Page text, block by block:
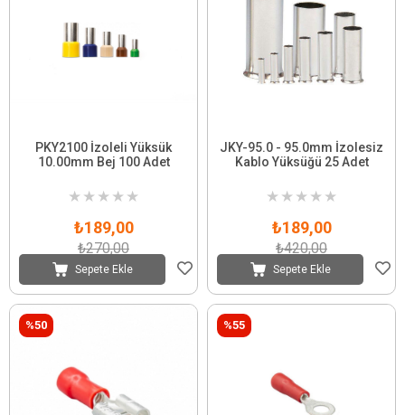
PKY2100 İzoleli Yüksük
10.00mm Bej 100 Adet
★ ★ ★ ★ ★
₺189,00
₺270,00
Sepete Ekle
JKY-95.0 - 95.0mm İzolesiz
Kablo Yüksüğü 25 Adet
★ ★ ★ ★ ★
₺189,00
₺420,00
Sepete Ekle
%50 %55